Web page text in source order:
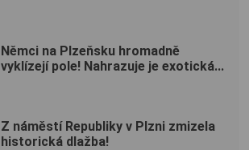
Němci na Plzeňsku hromadně
vyklízejí pole! Nahrazuje je exotická...
Z náměstí Republiky v Plzni zmizela
historická dlažba!